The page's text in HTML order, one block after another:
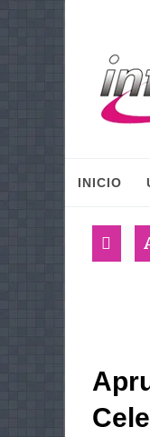
INICIO